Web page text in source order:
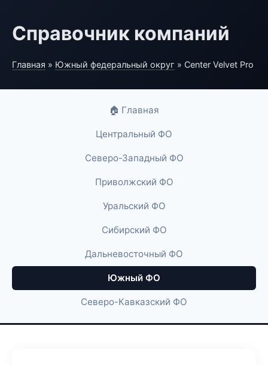
Справочник компаний
Главная » Южный федеральный округ » Center Velvet Pro
🏠 Главная
Центральный ФО
Северо-Западный ФО
Приволжский ФО
Уральский ФО
Сибирский ФО
Дальневосточный ФО
Южный ФО
Северо-Кавказский ФО